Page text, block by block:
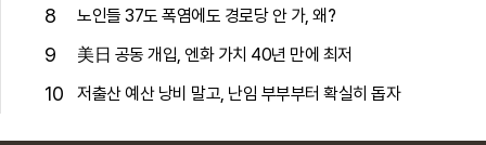
8 노인들 37도 폭염에도 경로당 안 가, 왜?
9 美日 공동 개입, 엔화 가치 40년 만에 최저
10 저출산 예산 낭비 말고, 난임 부부부터 확실히 돕자